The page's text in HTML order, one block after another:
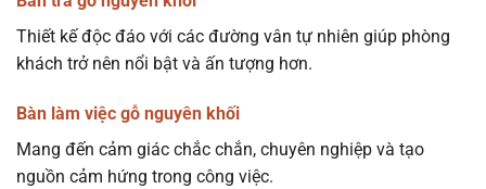
Thiết kế độc đáo với các đường vân tự nhiên giúp phòng
khách trở nên nổi bật và ấn tượng hơn.
Bàn làm việc gỗ nguyên khối
Mang đến cảm giác chắc chắn, chuyên nghiệp và tạo
nguồn cảm hứng trong công việc.